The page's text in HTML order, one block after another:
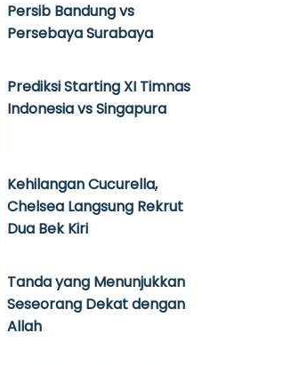
Persib Bandung vs
Persebaya Surabaya
Prediksi Starting XI Timnas
Indonesia vs Singapura
Kehilangan Cucurella,
Chelsea Langsung Rekrut
Dua Bek Kiri
Tanda yang Menunjukkan
Seseorang Dekat dengan
Allah